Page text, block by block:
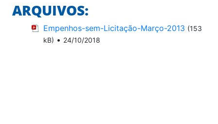
ARQUIVOS:
Empenhos-sem-Licitação-Março-2013 (153
kB) • 24/10/2018